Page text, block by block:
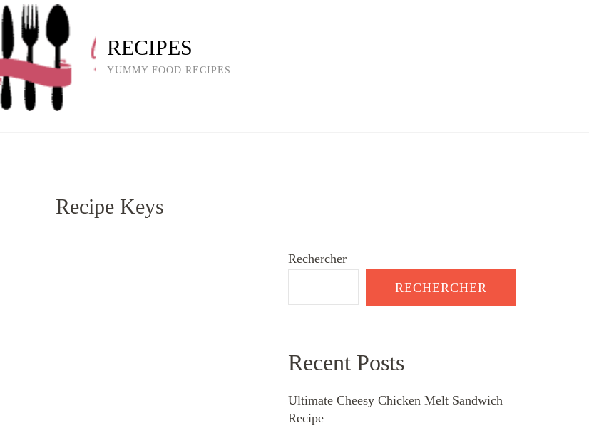
RECIPES
YUMMY FOOD RECIPES
Recipe Keys
Rechercher
RECHERCHER
Recent Posts
Ultimate Cheesy Chicken Melt Sandwich
Recipe